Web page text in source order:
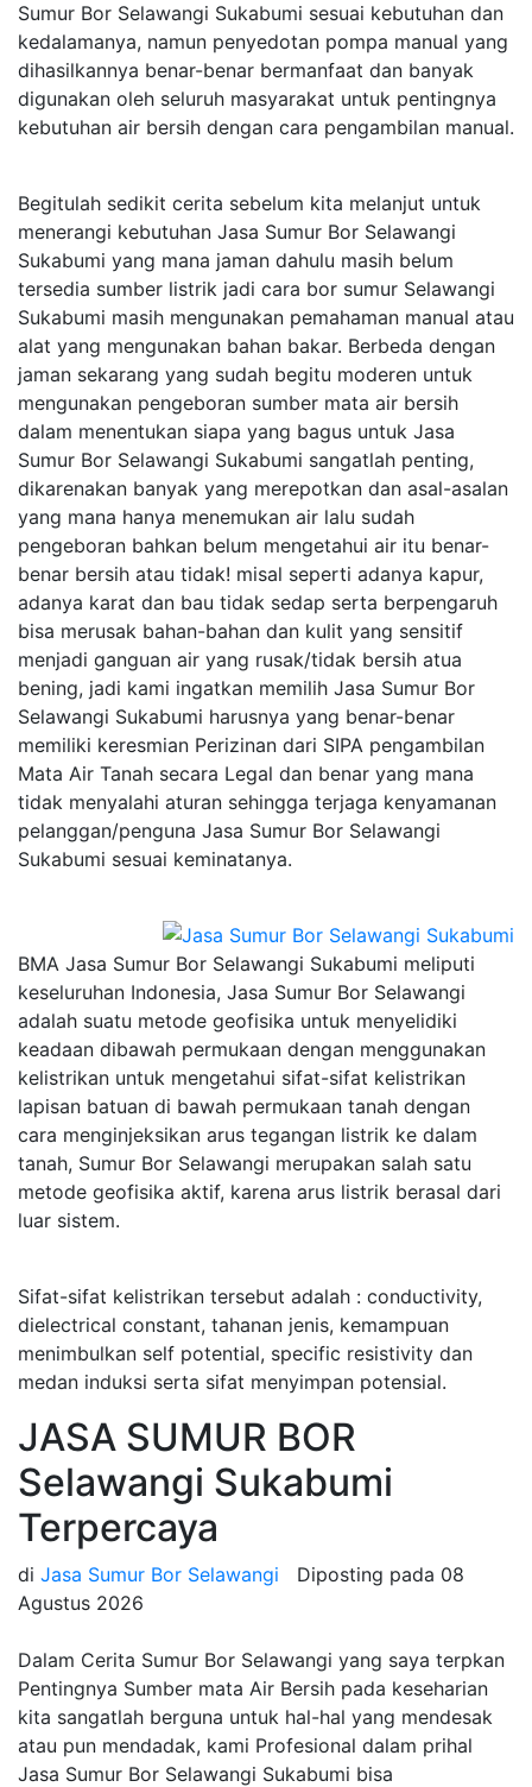
Sumur Bor Selawangi Sukabumi sesuai kebutuhan dan
kedalamanya, namun penyedotan pompa manual yang
dihasilkannya benar-benar bermanfaat dan banyak
digunakan oleh seluruh masyarakat untuk pentingnya
kebutuhan air bersih dengan cara pengambilan manual.
Begitulah sedikit cerita sebelum kita melanjut untuk
menerangi kebutuhan Jasa Sumur Bor Selawangi
Sukabumi yang mana jaman dahulu masih belum
tersedia sumber listrik jadi cara bor sumur Selawangi
Sukabumi masih mengunakan pemahaman manual atau
alat yang mengunakan bahan bakar. Berbeda dengan
jaman sekarang yang sudah begitu moderen untuk
mengunakan pengeboran sumber mata air bersih
dalam menentukan siapa yang bagus untuk Jasa
Sumur Bor Selawangi Sukabumi sangatlah penting,
dikarenakan banyak yang merepotkan dan asal-asalan
yang mana hanya menemukan air lalu sudah
pengeboran bahkan belum mengetahui air itu benar-
benar bersih atau tidak! misal seperti adanya kapur,
adanya karat dan bau tidak sedap serta berpengaruh
bisa merusak bahan-bahan dan kulit yang sensitif
menjadi ganguan air yang rusak/tidak bersih atua
bening, jadi kami ingatkan memilih Jasa Sumur Bor
Selawangi Sukabumi harusnya yang benar-benar
memiliki keresmian Perizinan dari SIPA pengambilan
Mata Air Tanah secara Legal dan benar yang mana
tidak menyalahi aturan sehingga terjaga kenyamanan
pelanggan/penguna Jasa Sumur Bor Selawangi
Sukabumi sesuai keminatanya.
BMA Jasa Sumur Bor Selawangi Sukabumi meliputi
keseluruhan Indonesia, Jasa Sumur Bor Selawangi
adalah suatu metode geofisika untuk menyelidiki
keadaan dibawah permukaan dengan menggunakan
kelistrikan untuk mengetahui sifat-sifat kelistrikan
lapisan batuan di bawah permukaan tanah dengan
cara menginjeksikan arus tegangan listrik ke dalam
tanah, Sumur Bor Selawangi merupakan salah satu
metode geofisika aktif, karena arus listrik berasal dari
luar sistem.
Sifat-sifat kelistrikan tersebut adalah : conductivity,
dielectrical constant, tahanan jenis, kemampuan
menimbulkan self potential, specific resistivity dan
medan induksi serta sifat menyimpan potensial.
JASA SUMUR BOR
Selawangi Sukabumi
Terpercaya
di Jasa Sumur Bor Selawangi Diposting pada 08
Agustus 2026
Dalam Cerita Sumur Bor Selawangi yang saya terpkan
Pentingnya Sumber mata Air Bersih pada keseharian
kita sangatlah berguna untuk hal-hal yang mendesak
atau pun mendadak, kami Profesional dalam prihal
Jasa Sumur Bor Selawangi Sukabumi bisa